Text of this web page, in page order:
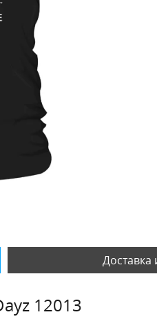
Доставка
12013